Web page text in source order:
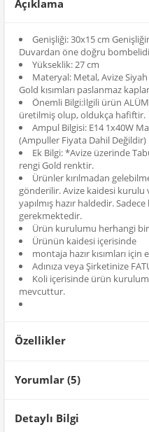
Açıklama
Genişliği: 30x15 cm
Duvardan öne doğru
Yükseklik: 27 cm
Materyal: Metal, Avize Siyah
Gold kısımları paslanmaz
Önemli Bilgi:İlgili ürün
üretilmiş olup, oldukça hafiftir.
Ampul Bilgisi: E14 1x40W
(Ampuller Fiyata Dahil Değildir)
Ek Bilgi: *Avize üzerinde
rengi Gold renktir.
Ürünler kırılmadan
gönderilir. Avize kaidesi kurulu
yapılmış hazır haldedir.
gerekmektedir.
Ürün kurulumu herhangi
Ürünün kaidesi içerisinde
montaja hazır kısımları için
Adınıza veya Şirketinize
Koli içerisinde ürün
mevcuttur.
Özellikler
Yorumlar (5)
Detaylı Bilgi